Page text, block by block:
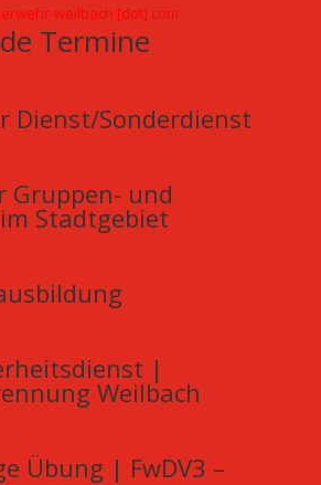
weilbach [dot] com
Termine
Dienst/Sonderdienst
Gruppen- und
Stadtgebiet
|
Weilbach
Übung | FwDV3 –